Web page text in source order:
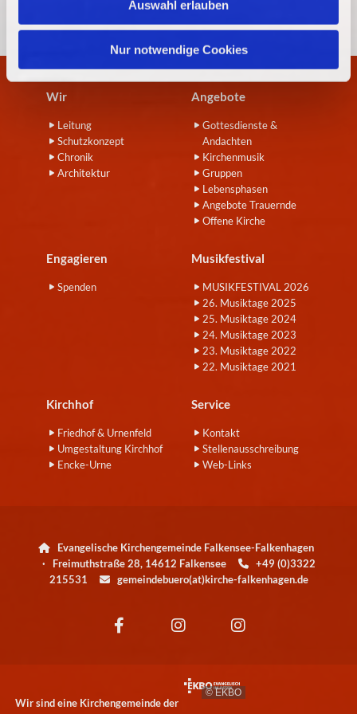
Auswahl erlauben
Nur notwendige Cookies
Wir
Leitung
Schutzkonzept
Chronik
Architektur
Angebote
Gottesdienste &
Andachten
Kirchenmusik
Gruppen
Lebensphasen
Angebote Trauernde
Offene Kirche
Engagieren
Spenden
Musikfestival
MUSIKFESTIVAL 2026
26. Musiktage 2025
25. Musiktage 2024
24. Musiktage 2023
23. Musiktage 2022
22. Musiktage 2021
Kirchhof
Friedhof & Urnenfeld
Umgestaltung Kirchhof
Encke-Urne
Service
Kontakt
Stellenausschreibung
Web-Links

Evangelische Kirchengemeinde Falkensee-Falkenhagen
· Freimuthstraße 28, 14612 Falkensee
+49 (0)3322
215531
gemeindebuero(at)kirche-falkenhagen.de
Wir sind eine Kirchengemeinde der
© EKBO